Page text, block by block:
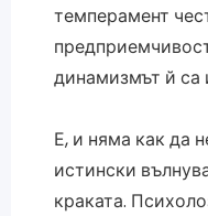
темперамент
динамизмът й са
Е, и няма как да
истински
краката.